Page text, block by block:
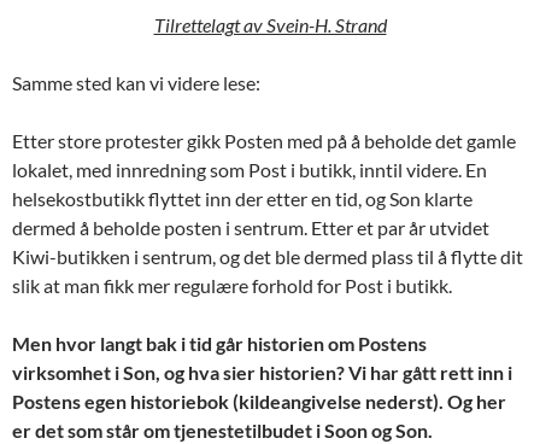
Tilrettelagt av Svein-H. Strand
Samme sted kan vi videre lese:
Etter store protester gikk Posten med på å beholde det gamle
lokalet, med innredning som Post i butikk, inntil videre. En
helsekostbutikk flyttet inn der etter en tid, og Son klarte
dermed å beholde posten i sentrum. Etter et par år utvidet
Kiwi-butikken i sentrum, og det ble dermed plass til å flytte dit
slik at man fikk mer regulære forhold for Post i butikk.
Men hvor langt bak i tid går historien om Postens
virksomhet i Son, og hva sier historien? Vi har gått rett inn i
Postens egen historiebok (kildeangivelse nederst). Og her
er det som står om tjenestetilbudet i Soon og Son.